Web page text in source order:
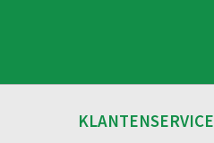
KLANTENSERVICE